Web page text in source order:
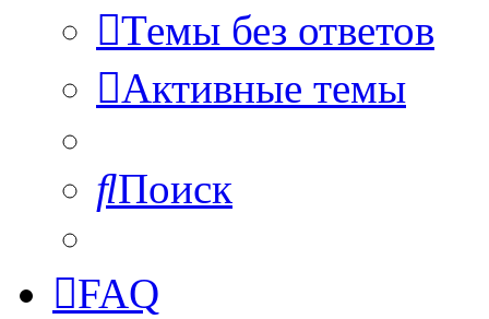
Темы без ответов
Активные темы
Поиск
FAQ